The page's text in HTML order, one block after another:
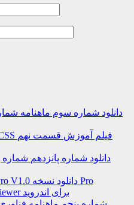
دانلود شماره سوم ماهنامه
فیلم آموزش
دانلود شماره پانزدهم
دانلود نسخه Pro
اپلیکیشن HTML Source Viewer برای اندروید